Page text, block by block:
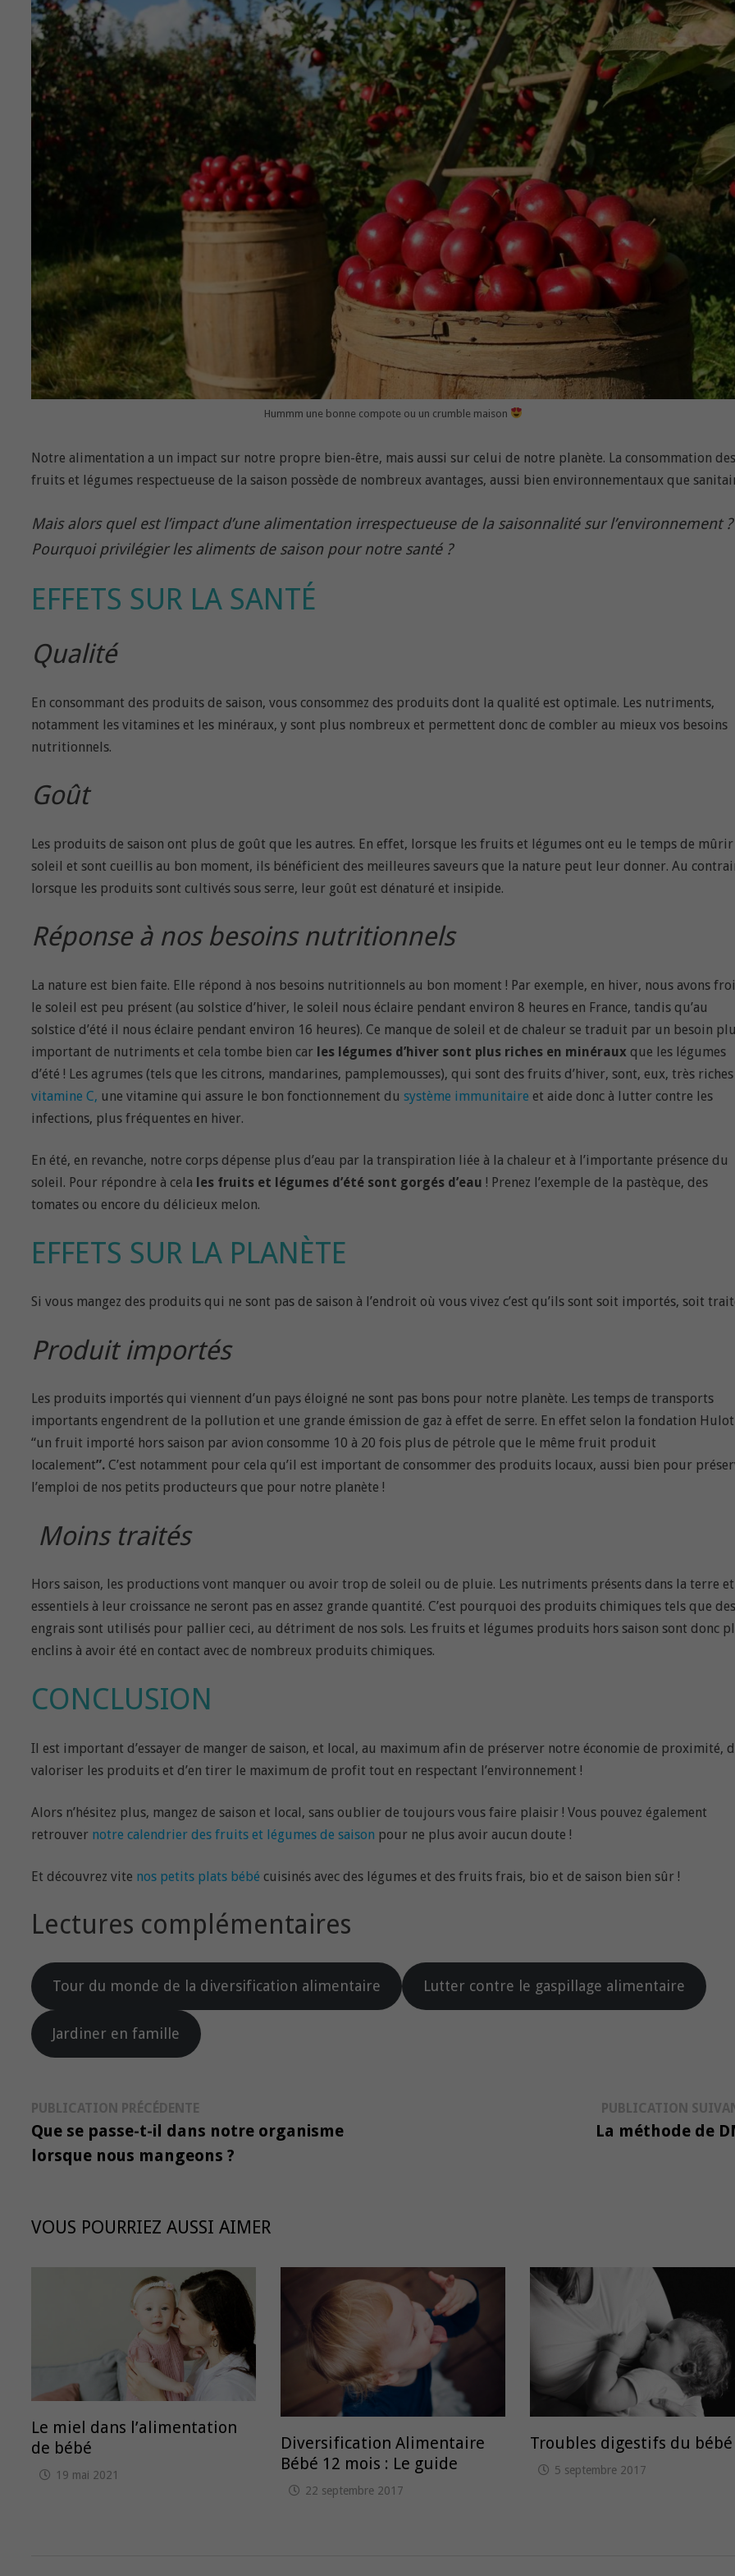
Hummm une bonne compote ou un crumble maison
Notre alimentation a un impact sur notre propre bien-être, mais aussi sur celui de notre planète. La consommation des
fruits et légumes respectueuse de la saison possède de nombreux avantages, aussi bien environnementaux que
Mais alors quel est l’impact d’une alimentation irrespectueuse de la saisonnalité sur l’environnement ?
Pourquoi privilégier les aliments de saison pour notre santé ?
EFFETS SUR LA SANTÉ
Qualité
En consommant des produits de saison, vous consommez des produits dont la qualité est optimale. Les nutriments,
notamment les vitamines et les minéraux, y sont plus nombreux et permettent donc de combler au mieux vos besoins
nutritionnels.
Goût
Les produits de saison ont plus de goût que les autres. En effet, lorsque les fruits et légumes ont eu le temps de mûrir
soleil et sont cueillis au bon moment, ils bénéficient des meilleures saveurs que la nature peut leur donner. Au
lorsque les produits sont cultivés sous serre, leur goût est dénaturé et insipide.
Réponse à nos besoins nutritionnels
La nature est bien faite. Elle répond à nos besoins nutritionnels au bon moment ! Par exemple, en hiver, nous avons
le soleil est peu présent (au solstice d’hiver, le soleil nous éclaire pendant environ 8 heures en France, tandis qu’au
solstice d’été il nous éclaire pendant environ 16 heures). Ce manque de soleil et de chaleur se traduit par un besoin
important de nutriments et cela tombe bien car les légumes d’hiver sont plus riches en minérauxque les légumes
d’été ! Les agrumes (tels que les citrons, mandarines, pamplemousses), qui sont des fruits d’hiver, sont, eux, très riches
vitamine C, une vitamine qui assure le bon fonctionnement du système immunitaire et aide donc à lutter contre les
infections, plus fréquentes en hiver.
En été, en revanche, notre corps dépense plus d’eau par la transpiration liée à la chaleur et à l’importante présence du
soleil. Pour répondre à cela les fruits et légumes d’été sont gorgés d’eau ! Prenez l’exemple de la pastèque, des
tomates ou encore du délicieux melon.
EFFETS SUR LA PLANÈTE
Si vous mangez des produits qui ne sont pas de saison à l’endroit où vous vivez c’est qu’ils sont soit importés, soit
Produit importés
Les produits importés qui viennent d’un pays éloigné ne sont pas bons pour notre planète. Les temps de transports
importants engendrent de la pollution et une grande émission de gaz à effet de serre. En effet selon la fondation Hulot
“un fruit importé hors saison par avion consomme 10 à 20 fois plus de pétrole que le même fruit produit
localement”. C’est notamment pour cela qu’il est important de consommer des produits locaux, aussi bien pour
l’emploi de nos petits producteurs que pour notre planète !
Moins traités
Hors saison, les productions vont manquer ou avoir trop de soleil ou de pluie. Les nutriments présents dans la terre et
essentiels à leur croissance ne seront pas en assez grande quantité. C’est pourquoi des produits chimiques tels que des
engrais sont utilisés pour pallier ceci, au détriment de nos sols. Les fruits et légumes produits hors saison sont donc
enclins à avoir été en contact avec de nombreux produits chimiques.
CONCLUSION
Il est important d’essayer de manger de saison, et local, au maximum afin de préserver notre économie de proximité,
valoriser les produits et d’en tirer le maximum de profit tout en respectant l’environnement !
Alors n’hésitez plus, mangez de saison et local, sans oublier de toujours vous faire plaisir ! Vous pouvez également
retrouver notre calendrier des fruits et légumes de saison pour ne plus avoir aucun doute !
Et découvrez vite nos petits plats bébé cuisinés avec des légumes et des fruits frais, bio et de saison bien sûr !
Lectures complémentaires
Tour du monde de la diversification alimentaire Lutter contre le gaspillage alimentaire
Jardiner en famille
Navigation
de
l’article
PUBLICATION PRÉCÉDENTEPublication
précédente :
Que se passe-t-il dans notre organisme
lorsque nous mangeons ?
PUBLICATION
La méthode de
VOUS POURRIEZ AUSSI AIMER
Le miel dans l’alimentation
de bébé
19 mai 2021
Diversification Alimentaire
Bébé 12 mois : Le guide
22 septembre 2017
Troubles digestifs du bébé
5 septembre 2017